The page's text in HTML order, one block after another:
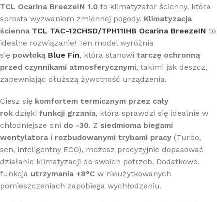
TCL Ocarina BreezeIN 1.0 to klimatyzator ścienny, która
sprosta wyzwaniom zmiennej pogody. Klimatyzacja
ścienna TCL TAC-12CHSD/TPH11IHB Ocarina BreezeIN to
idealne rozwiązanie! Ten model wyróżnia
się powłoką Blue Fin, która stanowi tarczę ochronną
przed czynnikami atmosferycznymi, takimi jak deszcz,
zapewniając dłuższą żywotność urządzenia.
Ciesz się komfortem termicznym przez cały
rok dzięki funkcji grzania, która sprawdzi się idealnie w
chłodniejsze dni do -30. Z siedmioma biegami
wentylatora i rozbudowanymi trybami pracy (Turbo,
sen, inteligentny ECO), możesz precyzyjnie dopasować
działanie klimatyzacji do swoich potrzeb. Dodatkowo,
funkcja utrzymania +8°C w nieużytkowanych
pomieszczeniach zapobiega wychłodzeniu.